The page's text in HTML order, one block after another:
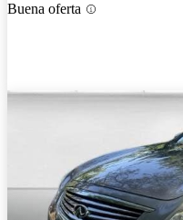
Buena oferta